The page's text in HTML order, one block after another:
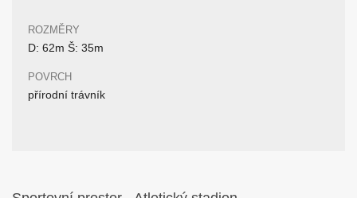
ROZMĚRY
D: 62m Š: 35m
POVRCH
přírodní trávník